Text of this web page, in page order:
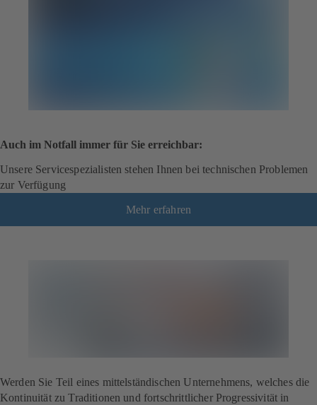
Auch im Notfall immer für Sie erreichbar:
Unsere Servicespezialisten stehen Ihnen bei technischen Problemen
zur Verfügung
Mehr erfahren
Werden Sie Teil eines mittelständischen Unternehmens, welches die
Kontinuität zu Traditionen und fortschrittlicher Progressivität in